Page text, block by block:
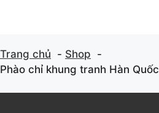
Trang chủ
Shop
Phào chỉ khung tranh Hàn